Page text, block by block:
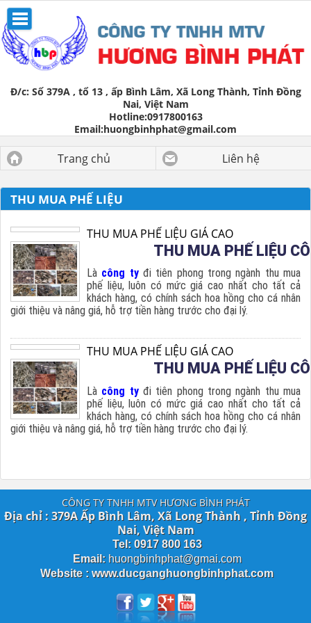
Đ/c: Số 379A , tổ 13 , ấp Bình Lâm, Xã Long Thành, Tỉnh Đồng
Nai, Việt Nam
Hotline:0917800163
Email:huongbinhphat@gmail.com
Trang chủ Liên hệ
THU MUA PHẾ LIỆU
THU MUA PHẾ LIỆU GIÁ CAO
THU MUA PHẾ LIỆU
Là công tyđi tiên phong trong ngành thu mua
phế liệu, luôn có mức giá cao nhất cho tất cả
khách hàng, có chính sách hoa hồng cho cá nhân
giới thiệu và nâng giá, hỗ trợ tiền hàng trước cho đại lý.
THU MUA PHẾ LIỆU GIÁ CAO
THU MUA PHẾ LIỆU
Là công tyđi tiên phong trong ngành thu mua
phế liệu, luôn có mức giá cao nhất cho tất cả
khách hàng, có chính sách hoa hồng cho cá nhân
giới thiệu và nâng giá, hỗ trợ tiền hàng trước cho đại lý.
CÔNG TY TNHH MTV HƯƠNG BÌNH PHÁT
Địa chỉ : 379A Ấp Bình Lâm, Xã Long Thành , Tỉnh Đồng
Nai, Việt Nam
Tel: 0917 800 163
Email: huongbinhphat@gmai.com
Website : www.ducganghuongbinhphat.com